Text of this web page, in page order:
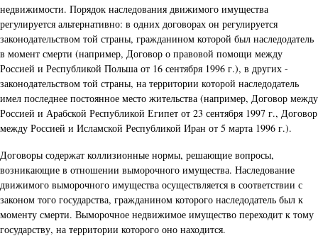
недвижимости. Порядок наследования движимого имущества
регулируется альтернативно: в одних договорах он регулируется
законодательством той страны, гражданином которой был наследодатель
в момент смерти (например, Договор о правовой помощи между
Россией и Республикой Польша от 16 сентября 1996 г.), в других -
законодательством той страны, на территории которой наследодатель
имел последнее постоянное место жительства (например, Договор между
Россией и Арабской Республикой Египет от 23 сентября 1997 г., Договор
между Россией и Исламской Республикой Иран от 5 марта 1996 г.).
Договоры содержат коллизионные нормы, решающие вопросы,
возникающие в отношении выморочного имущества. Наследование
движимого выморочного имущества осуществляется в соответствии с
законом того государства, гражданином которого наследодатель был к
моменту смерти. Выморочное недвижимое имущество переходит к тому
государству, на территории которого оно находится.